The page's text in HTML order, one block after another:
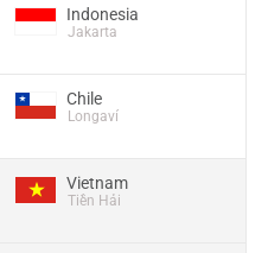
Indonesia
Jakarta
Chile
Longaví
Vietnam
Tiền Hải